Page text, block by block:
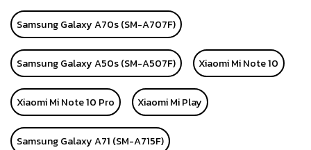
Samsung Galaxy A70s (SM-A707F)
Samsung Galaxy A50s (SM-A507F) Xiaomi Mi Note 10
Xiaomi Mi Note 10 Pro Xiaomi Mi Play
Samsung Galaxy A71 (SM-A715F)